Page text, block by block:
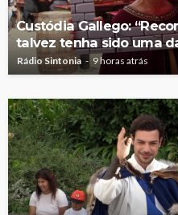
Custódia Gallego:
talvez tenha sido uma
Rádio Sintonia 9 horas atrás